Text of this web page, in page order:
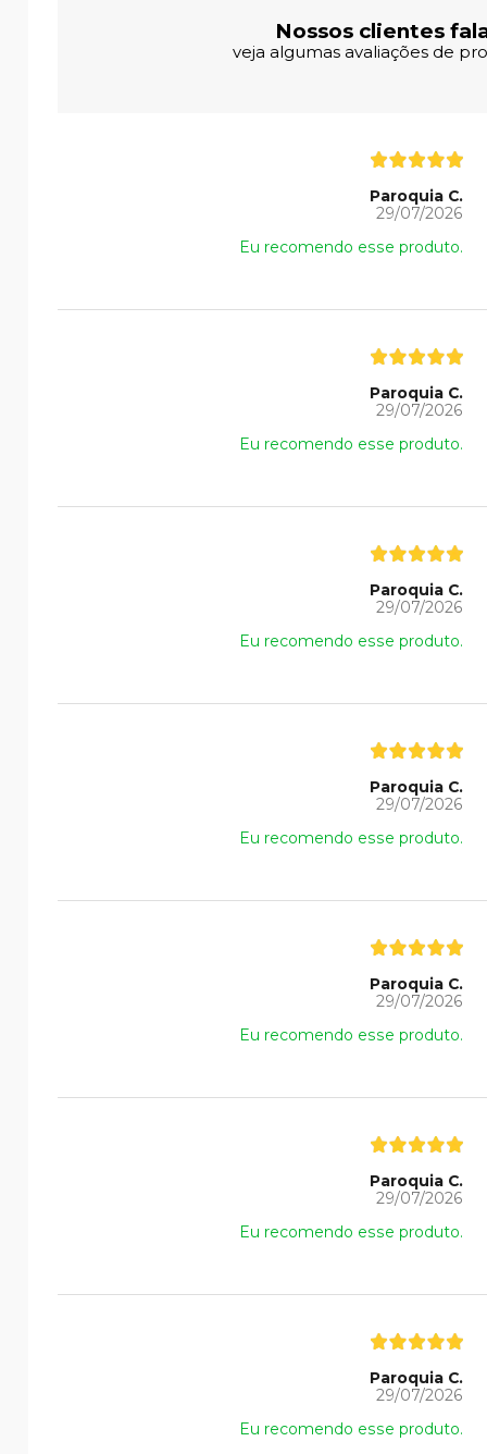
Nossos clientes
veja algumas avaliações de
Paroquia C.
29/07/2026
Eu recomendo esse produto.
Paroquia C.
29/07/2026
Eu recomendo esse produto.
Paroquia C.
29/07/2026
Eu recomendo esse produto.
Paroquia C.
29/07/2026
Eu recomendo esse produto.
Paroquia C.
29/07/2026
Eu recomendo esse produto.
Paroquia C.
29/07/2026
Eu recomendo esse produto.
Paroquia C.
29/07/2026
Eu recomendo esse produto.